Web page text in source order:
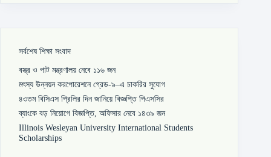
সর্বশেষ শিক্ষা সংবাদ
বস্ত্র ও পাট মন্ত্রণালয় নেবে ১১৬ জন
মৎস্য উন্নয়ন করপোরেশনে গ্রেড-৯–এ চাকরির সুযোগ
৪৩তম বিসিএস প্রিলির দিন জানিয়ে বিজ্ঞপ্তি পিএসসির
ব্যাংকে বড় নিয়োগে বিজ্ঞপ্তি, অফিসার নেবে ১৪৩৯ জন
Illinois Wesleyan University International Students
Scholarships